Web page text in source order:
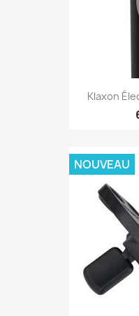
Klaxon
NOUVEAU